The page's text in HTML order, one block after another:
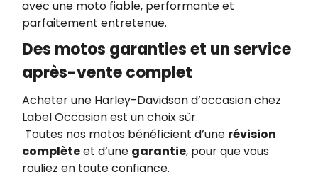
avec une moto fiable, performante et
parfaitement entretenue.
Des motos garanties et un service
après-vente complet
Acheter une Harley-Davidson d’occasion chez
Label Occasion est un choix sûr.
Toutes nos motos bénéficient d’une révision
complèteet d’une garantie, pour que vous
rouliez en toute confiance.